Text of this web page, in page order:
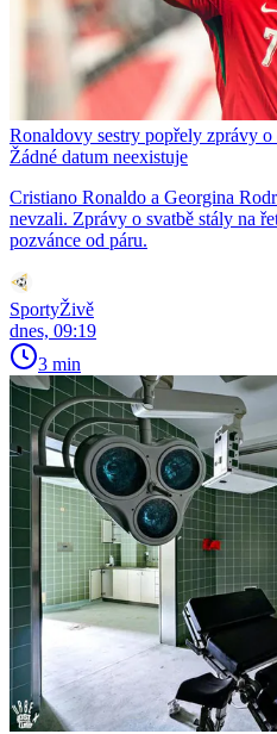
Ronaldovy sestry popřely zprávy o
Žádné datum neexistuje
Cristiano Ronaldo a Georgina
nevzali. Zprávy o svatbě stály na
pozvánce od páru.
SportyŽivě
dnes, 09:19
3 min